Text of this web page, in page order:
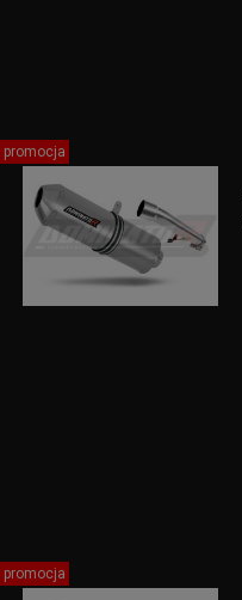
promocja
promocja